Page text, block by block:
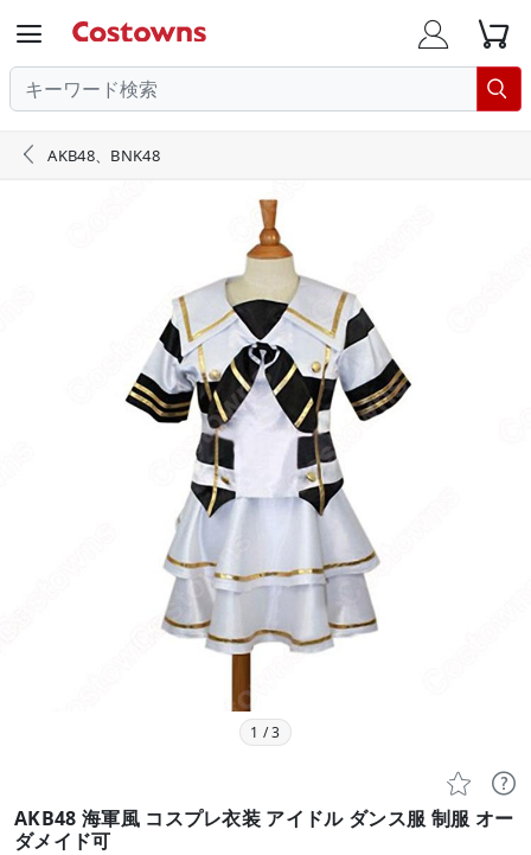
  

 AKB48、BNK48
1 /3
 
AKB48 海軍風 コスプレ衣装 アイドル ダンス服 制服 オー
ダメイド可